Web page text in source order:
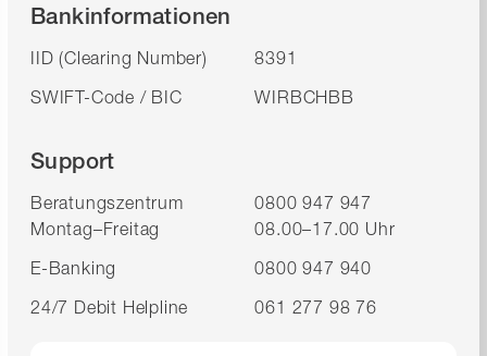
Bankinformationen
IID (Clearing Number)
8391
SWIFT-Code / BIC
WIRBCHBB
Support
Beratungszentrum
0800 947 947
Montag–Freitag
08.00–17.00 Uhr
E-Banking
0800 947 940
24/7 Debit Helpline
061 277 98 76